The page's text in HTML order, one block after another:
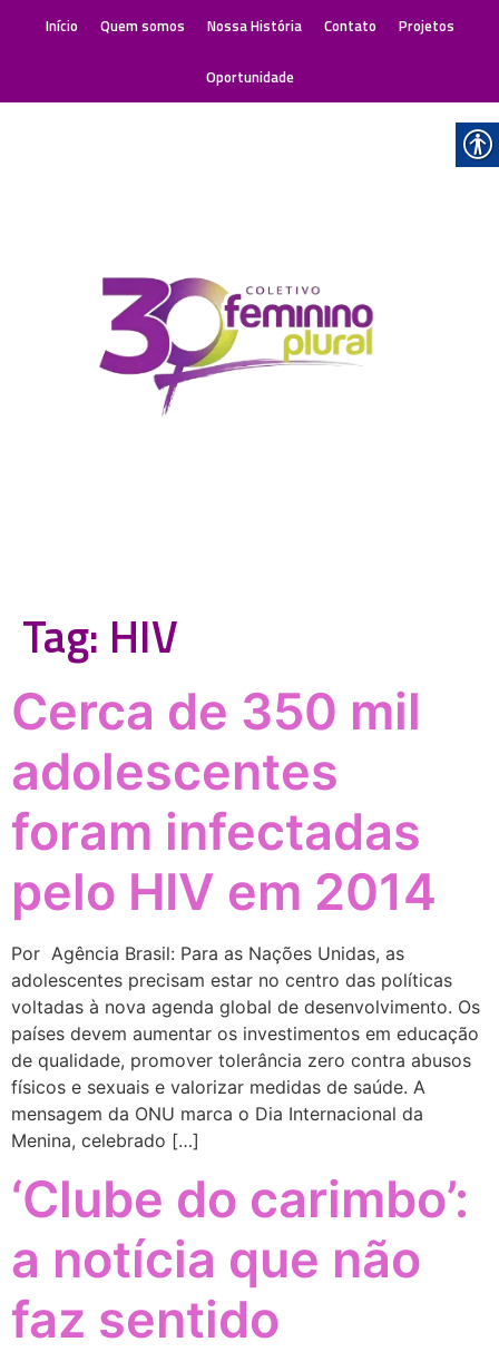
Início Quem somos Nossa História Contato Projetos
Oportunidade
Tag: HIV
Cerca de 350 mil
adolescentes
foram infectadas
pelo HIV em 2014
Por Agência Brasil: Para as Nações Unidas, as
adolescentes precisam estar no centro das políticas
voltadas à nova agenda global de desenvolvimento. Os
países devem aumentar os investimentos em educação
de qualidade, promover tolerância zero contra abusos
físicos e sexuais e valorizar medidas de saúde. A
mensagem da ONU marca o Dia Internacional da
Menina, celebrado […]
‘Clube do carimbo’:
a notícia que não
faz sentido